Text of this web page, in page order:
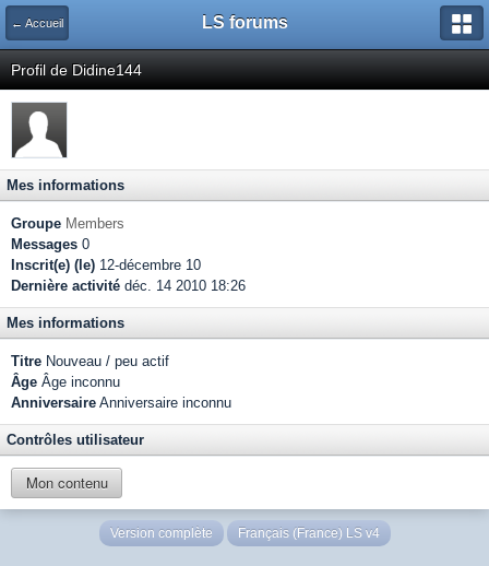
← Accueil LS forums
Profil de Didine144
Mes informations
Groupe Members
Messages 0
Inscrit(e) (le) 12-décembre 10
Dernière activité déc. 14 2010 18:26
Mes informations
Titre Nouveau / peu actif
Âge Âge inconnu
Anniversaire Anniversaire inconnu
Contrôles utilisateur
Mon contenu
Version complète Français (France) LS v4